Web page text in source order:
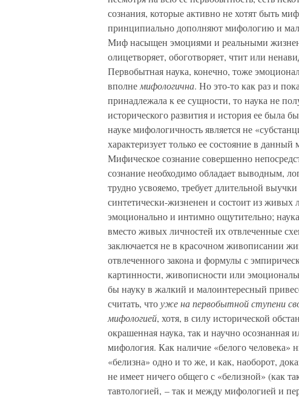
сознания, которые активно не хотят быть
принципиально дополняют мифологию и
Миф насыщен эмоциями и реальными
олицетворяет, обоготворяет, чтит или
Первобытная наука, конечно, тоже
вполне мифологична. Но это-то как раз и
принадлежала к ее сущности, то наука не
исторического развития и история ее была
науке мифологичность является не
характеризует только ее состояние в
Мифическое сознание совершенно
сознание необходимо обладает выводным,
трудно усвояемо, требует длительной
синтетически-жизненен и состоит из живых
эмоционально и интимно ощутительно;
вместо живых личностей их отвлеченные
заключается не в красочном живописании
отвлеченного закона и формулы с
картинности, живописности или
бы науку в жалкий и малоинтересный
считать, чтоуже на первобытной ступени
мифологией, хотя, в силу исторической
окрашенная наука, так и научно осознанная
мифология. Как наличие «белого человека»
«белизна» одно и то же, и как, наоборот,
не имеет ничего общего с «белизной» (как
тавтологией, – так и между мифологией и